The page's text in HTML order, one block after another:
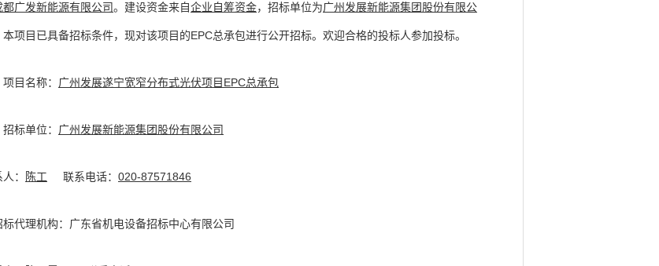
都广发新能源有限公司。建设资金来自企业自筹资金，招标单位为广州发展新能源集团股份有限公
本项目已具备招标条件，现对该项目的EPC总承包进行公开招标。欢迎合格的投标人参加投标。
目名称： 广州发展遂宁宽窄分布式光伏项目EPC总承包
招标单位： 广州发展新能源集团股份有限公司
： 陈工 联系电话： 020-87571846
标代理机构：广东省机电设备招标中心有限公司